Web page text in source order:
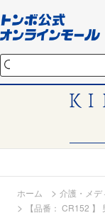
ホーム > 介護・メデ
>
【品番： CR152